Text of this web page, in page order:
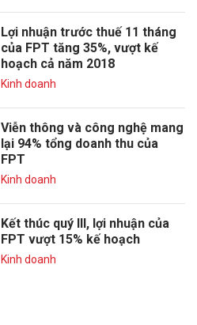
Lợi nhuận trước thuế 11 tháng
của FPT tăng 35%, vượt kế
hoạch cả năm 2018
Kinh doanh
Viễn thông và công nghệ mang
lại 94% tổng doanh thu của
FPT
Kinh doanh
Kết thúc quý III, lợi nhuận của
FPT vượt 15% kế hoạch
Kinh doanh